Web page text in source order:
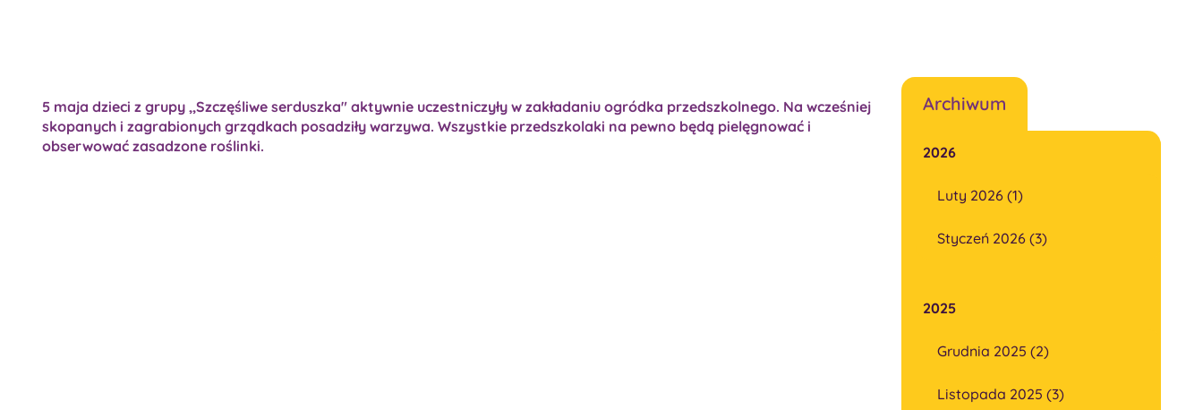
5 maja dzieci z grupy ,,Szczęśliwe serduszka" aktywnie uczestniczyły w zakładaniu ogródka przedszkolnego. Na wcześniej
skopanych i zagrabionych grządkach posadziły warzywa. Wszystkie przedszkolaki na pewno będą pielęgnować i
obserwować zasadzone roślinki.
Archiwum
2026
Luty 2026 (1)
Styczeń 2026 (3)
2025
Grudnia 2025 (2)
Listopada 2025 (3)